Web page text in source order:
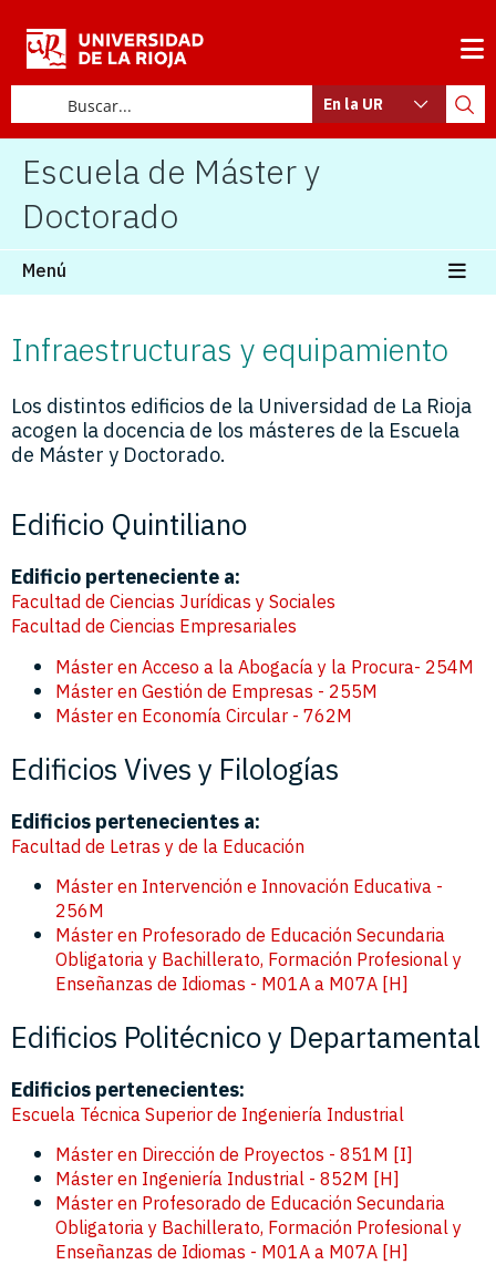
En la UR
Escuela de Máster y
Doctorado
Menú
Infraestructuras y equipamiento
Los distintos edificios de la Universidad de La Rioja
acogen la docencia de los másteres de la Escuela
de Máster y Doctorado.
Edificio Quintiliano
Edificio perteneciente a:
Facultad de Ciencias Jurídicas y Sociales
Facultad de Ciencias Empresariales
Máster en Acceso a la Abogacía y la Procura- 254M
Máster en Gestión de Empresas - 255M
Máster en Economía Circular - 762M
Edificios Vives y Filologías
Edificios pertenecientes a:
Facultad de Letras y de la Educación
Máster en Intervención e Innovación Educativa -
256M
Máster en Profesorado de Educación Secundaria
Obligatoria y Bachillerato, Formación Profesional y
Enseñanzas de Idiomas - M01A a M07A [H]
Edificios Politécnico y Departamental
Edificios pertenecientes:
Escuela Técnica Superior de Ingeniería Industrial
Máster en Dirección de Proyectos - 851M [I]
Máster en Ingeniería Industrial - 852M [H]
Máster en Profesorado de Educación Secundaria
Obligatoria y Bachillerato, Formación Profesional y
Enseñanzas de Idiomas - M01A a M07A [H]